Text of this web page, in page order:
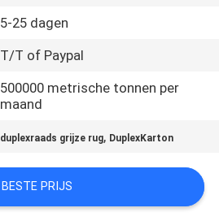
5-25 dagen
T/T of Paypal
500000 metrische tonnen per
maand
duplexraads grijze rug, DuplexKarton
BESTE PRIJS